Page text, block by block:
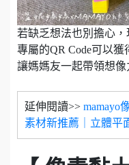
若缺乏想法也別擔心
專屬的QR Code可以獲
讓媽媽友一起帶領想像
延伸閱讀>> mamayo
素材新推薦｜立體平